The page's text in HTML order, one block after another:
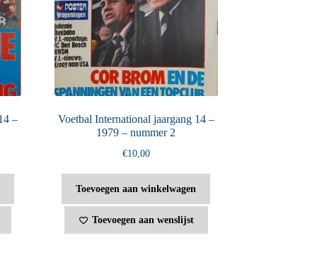
–
Voetbal International jaargang 14 –
1979 – nummer 2
€10,00
Toevoegen aan winkelwagen
Toevoegen aan wenslijst